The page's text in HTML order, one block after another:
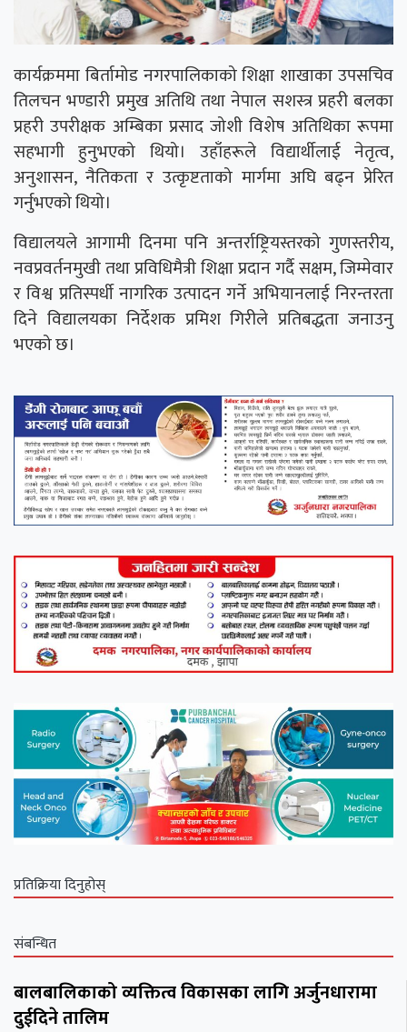
कार्यक्रममा बिर्तामोड नगरपालिकाको शिक्षा शाखाका उपसचिव
तिलचन भण्डारी प्रमुख अतिथि तथा नेपाल सशस्त्र प्रहरी बलका
प्रहरी उपरीक्षक अम्बिका प्रसाद जोशी विशेष अतिथिका रूपमा
सहभागी हुनुभएको थियो। उहाँहरूले विद्यार्थीलाई नेतृत्व,
अनुशासन, नैतिकता र उत्कृष्टताको मार्गमा अघि बढ्न प्रेरित
गर्नुभएको थियो।
विद्यालयले आगामी दिनमा पनि अन्तर्राष्ट्रियस्तरको गुणस्तरीय,
नवप्रवर्तनमुखी तथा प्रविधिमैत्री शिक्षा प्रदान गर्दै सक्षम, जिम्मेवार
र विश्व प्रतिस्पर्धी नागरिक उत्पादन गर्ने अभियानलाई निरन्तरता
दिने विद्यालयका निर्देशक प्रमिश गिरीले प्रतिबद्धता जनाउनु
भएको छ।
प्रतिक्रिया दिनुहोस्
संबन्धित
बालबालिकाको व्यक्तित्व विकासका लागि अर्जुनधारामा
दुईदिने तालिम